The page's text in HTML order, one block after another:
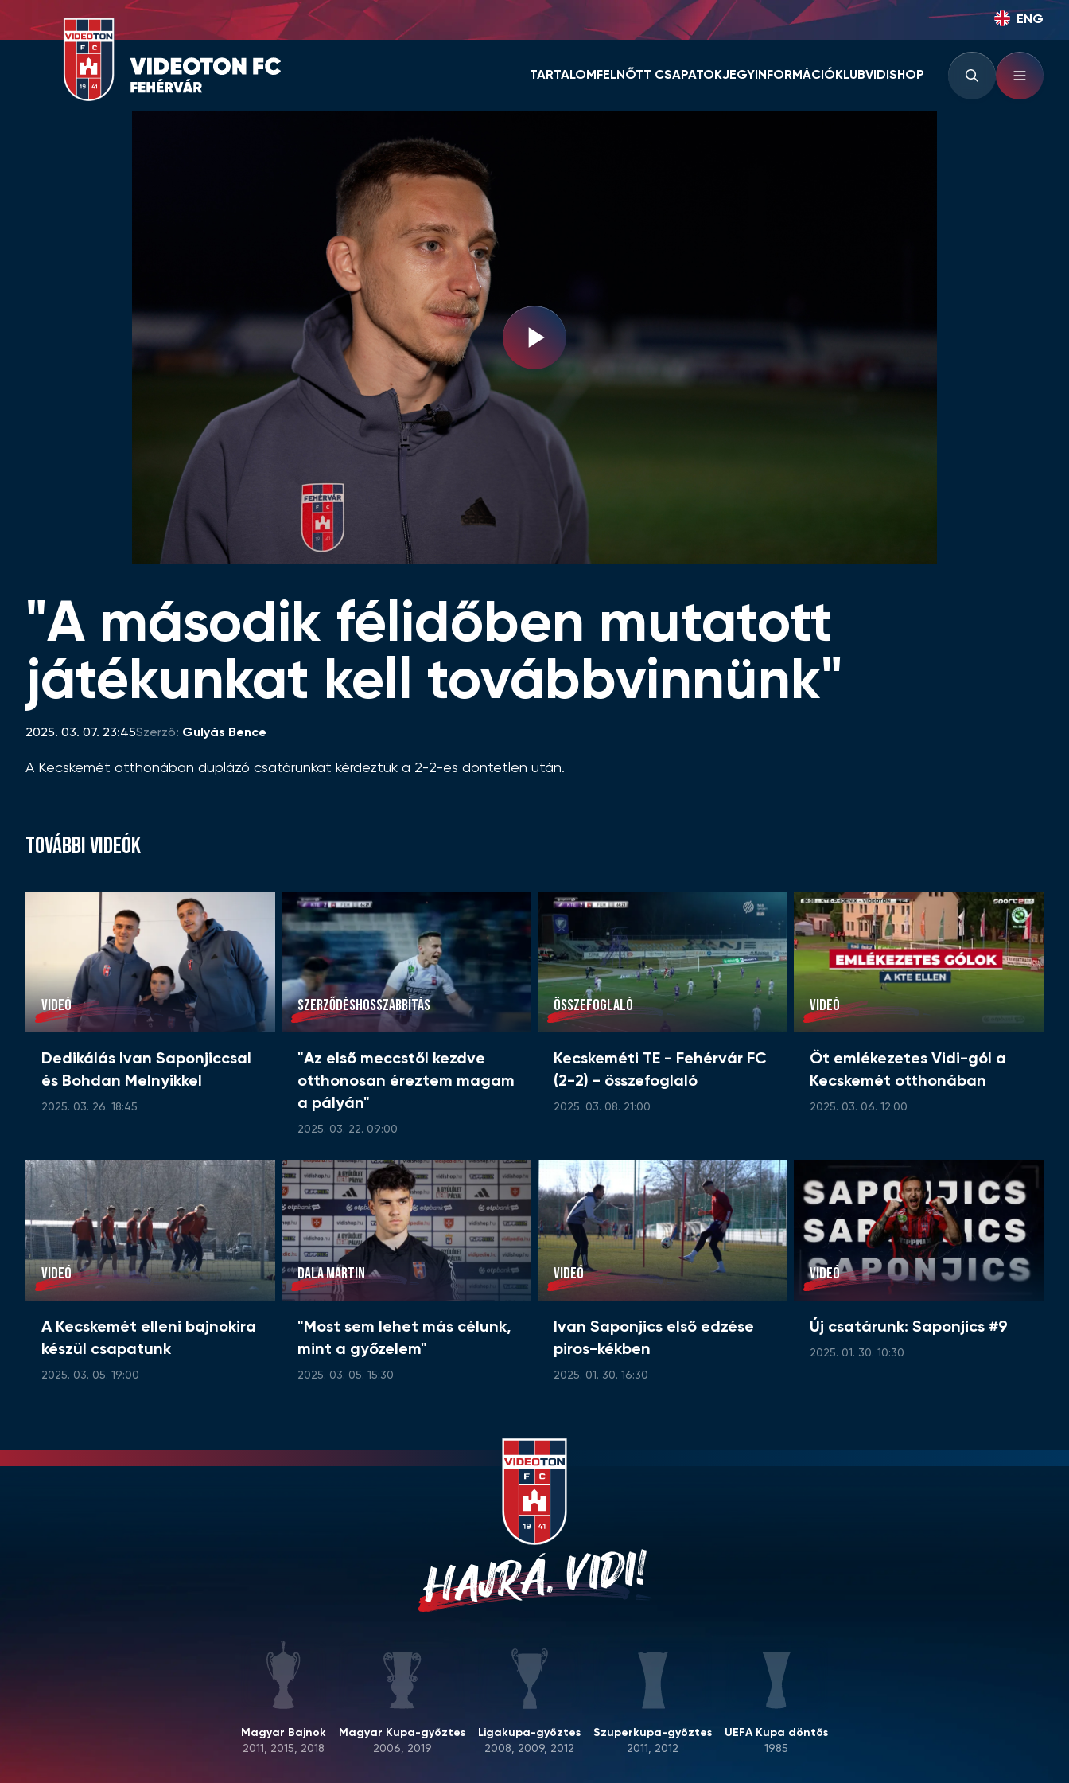
ENG
TARTALOM FELNŐTT CSAPATOKJEGYINFORMÁCIÓ KLUBVIDISHOP
Play
Video
"A második félidőben mutatott
játékunkat kell továbbvinnünk"
2025. 03. 07. 23:45Szerző: Gulyás Bence
A Kecskemét otthonában duplázó csatárunkat kérdeztük a 2-2-es döntetlen után.
TOVÁBBI VIDEÓK
VIDEÓ
Dedikálás Ivan Saponjiccsal
és Bohdan Melnyikkel
2025. 03. 26. 18:45
SZERZŐDÉSHOSSZABBÍTÁS
"Az első meccstől kezdve
otthonosan éreztem magam
a pályán"
2025. 03. 22. 09:00
ÖSSZEFOGLALÓ
Kecskeméti TE - Fehérvár FC
(2-2) - összefoglaló
2025. 03. 08. 21:00
VIDEÓ
Öt emlékezetes Vidi-gól a
Kecskemét otthonában
2025. 03. 06. 12:00
VIDEÓ
A Kecskemét elleni bajnokira
készül csapatunk
2025. 03. 05. 19:00
DALA MARTIN
"Most sem lehet más célunk,
mint a győzelem"
2025. 03. 05. 15:30
VIDEÓ
Ivan Saponjics első edzése
piros-kékben
2025. 01. 30. 16:30
VIDEÓ
Új csatárunk: Saponjics #9
2025. 01. 30. 10:30
HAJRÁ, VIDI!
Magyar Bajnok
2011, 2015, 2018
Magyar Kupa-győztes
2006, 2019
Ligakupa-győztes
2008, 2009, 2012
Szuperkupa-győztes
2011, 2012
UEFA Kupa döntős
1985